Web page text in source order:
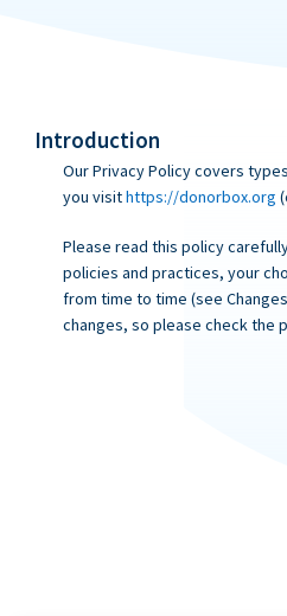
Introduction
Our Privacy Policy covers
you visithttps://donorbox.org
Please read this policy
policies and practices, your
from time to time (see
changes, so please check the